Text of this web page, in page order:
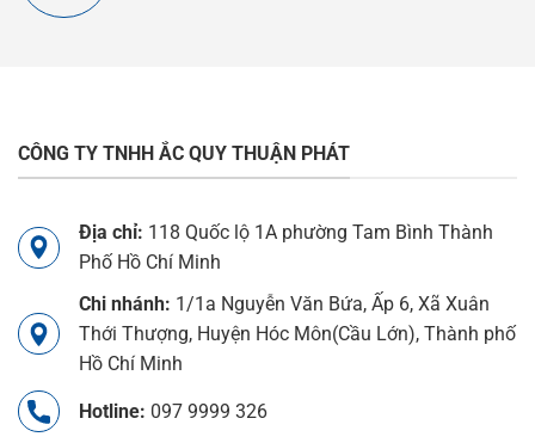
CÔNG TY TNHH ẮC QUY THUẬN PHÁT
Địa chỉ: 118 Quốc lộ 1A phường Tam Bình Thành
Phố Hồ Chí Minh
Chi nhánh: 1/1a Nguyễn Văn Bứa, Ấp 6, Xã Xuân
Thới Thượng, Huyện Hóc Môn(Cầu Lớn), Thành phố
Hồ Chí Minh
Hotline: 097 9999 326